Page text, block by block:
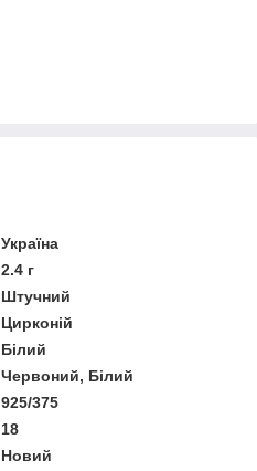
Україна
2.4 г
Штучний
Цирконій
Білий
Червоний, Білий
925/375
18
Новий